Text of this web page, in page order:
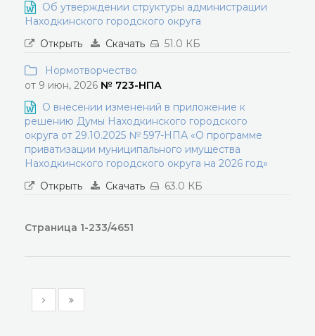
Об утверждении структуры администрации
Находкинского городского округа
Открыть
Скачать 51.0 КБ
Нормотворчество
от 9 июн, 2026 № 723-НПА
О внесении изменений в приложение к
решению Думы Находкинского городского
округа от 29.10.2025 № 597-НПА «О программе
приватизации муниципального имущества
Находкинского городского округа на 2026 год»
Открыть
Скачать 63.0 КБ
Страница 1-233/4651